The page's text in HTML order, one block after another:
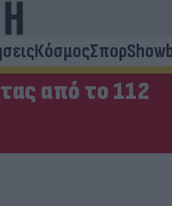
ΚόσμοςΣπορ
από το 112